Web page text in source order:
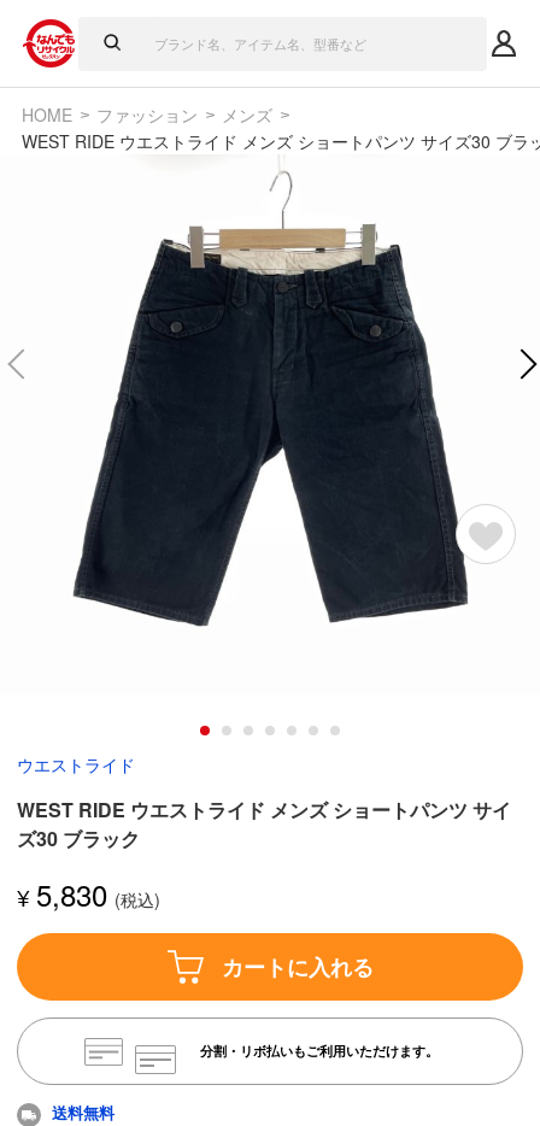
HOME ファッション
メンズ
WEST RIDE ウエストライド メンズ ショートパンツ サイズ30 ブラ
ウエストライド
WEST RIDE ウエストライド メンズ ショートパンツ サイ
ズ30 ブラック
¥ 5,830
カートに入れる
分割・リボ払いもご利用いただけます。
送料無料